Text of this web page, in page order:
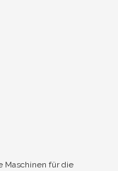
Maschinen für die